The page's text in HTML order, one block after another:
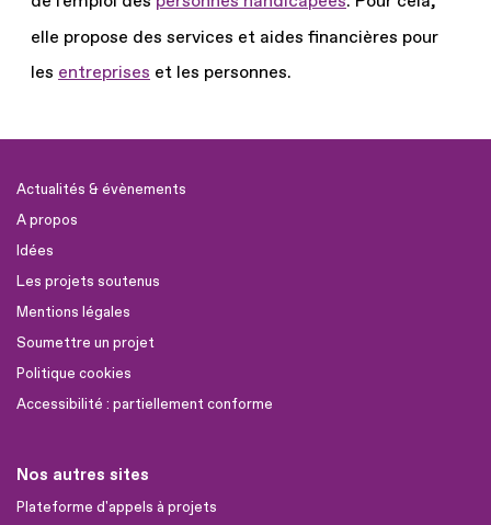
elle propose des services et aides financières pour
les entreprises et les personnes.
Actualités & évènements
A propos
Idées
Les projets soutenus
Mentions légales
Soumettre un projet
Politique cookies
Accessibilité : partiellement conforme
Nos autres sites
Plateforme d'appels à projets